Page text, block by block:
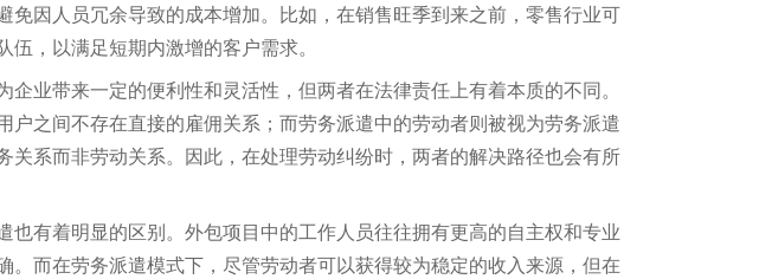
免因人员冗余导致的成本增加。比如，在销售旺季到来之前，零售行业可
，以满足短期内激增的客户需求。
业带来一定的便利性和灵活性，但两者在法律责任上有着本质的不同。
户之间不存在直接的雇佣关系；而劳务派遣中的劳动者则被视为劳务派遣
关系而非劳动关系。因此，在处理劳动纠纷时，两者的解决路径也会有所
也有着明显的区别。外包项目中的工作人员往往拥有更高的自主权和专业
。而在劳务派遣模式下，尽管劳动者可以获得较为稳定的收入来源，但在